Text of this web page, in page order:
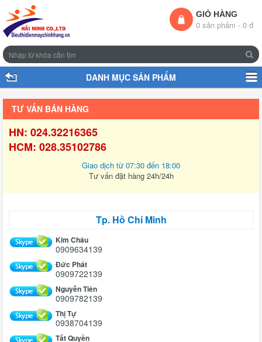
GIỎ HÀNG
0 sản phẩm - 0 đ
DANH MỤC SẢN PHẨM
TƯ VẤN BÁN HÀNG
HN: 024.32216365
HCM: 028.35102786
Giao dịch từ 07:30 đến 18:00
Tư vấn đặt hàng 24h/24h
Tp. Hồ Chí Minh
Kim Châu
0909634139
Đức Phát
0909722139
Nguyễn Tiên
0909782139
Thị Tự
0938704139
Tất Quyền